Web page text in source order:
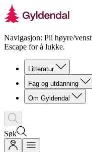
Navigasjon: Pil høyre/
Escape for å lukke.
Litteratur
Fag og utdanning
Om Gyldendal
Søk